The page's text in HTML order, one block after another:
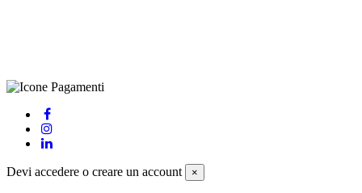
Devi accedere o creare un account ×